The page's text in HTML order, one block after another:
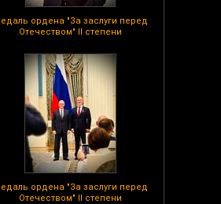
ордена "За заслуги перед
Отечеством" II степени
ордена "За заслуги перед
Отечеством" II степени